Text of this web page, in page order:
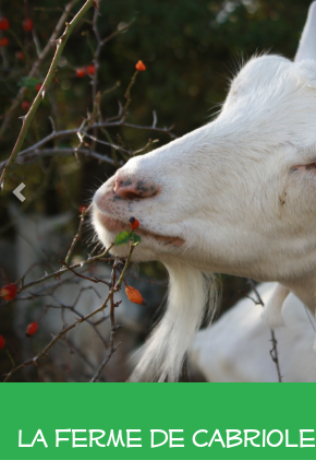
La Ferme de Cabriole